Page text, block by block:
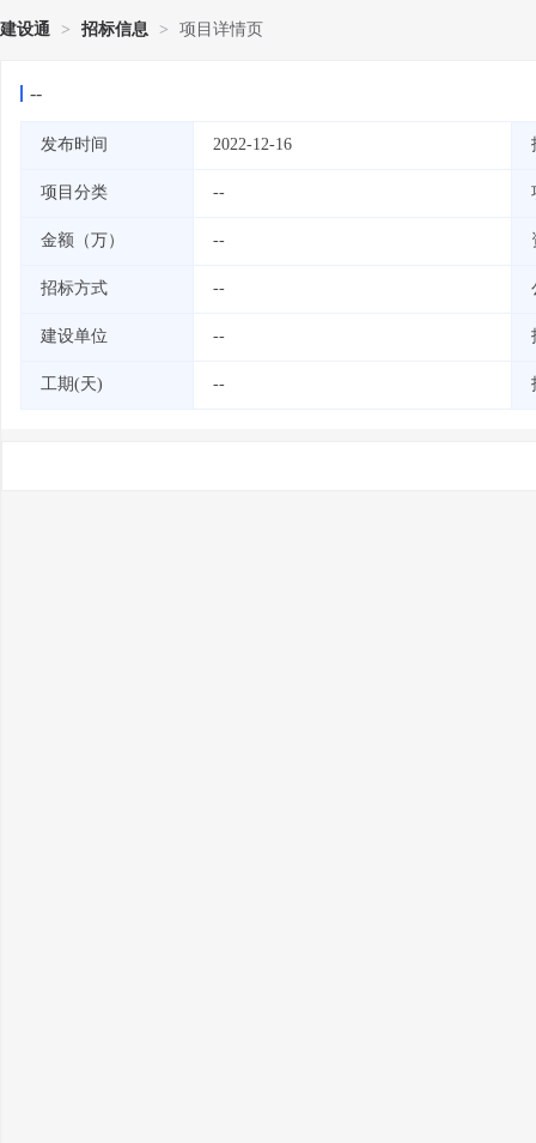
建设通 > 招标信息 > 项目详情页
--
发布时间 2022-12-16
项目分类 --
金额（万） --
招标方式 --
建设单位 --
工期(天) --